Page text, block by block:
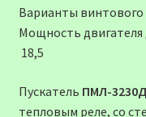
Варианты винтового
Мощность двигателя
18,5
Пускатель ПМЛ-3230Д
тепловым реле, со